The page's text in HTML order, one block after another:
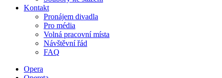
Kontakt
Pronájem divadla
Pro média
Volná pracovní místa
Návštěvní řád
FAQ
Opera